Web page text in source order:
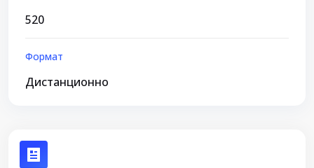
520
Формат
Дистанционно